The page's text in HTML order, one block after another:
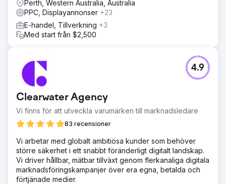
Perth, Western Australia, Australia
PPC, Displayannonser +23
E-handel, Tillverkning +3
Med start från $2,500
Clearwater Agency
Vi finns för att utveckla varumärken till marknadsledare
83 recensioner
4.9
Vi arbetar med globalt ambitiösa kunder som behöver
större säkerhet i ett snabbt föränderligt digitalt landskap.
Vi driver hållbar, mätbar tillväxt genom flerkanaliga digitala
marknadsföringskampanjer över era egna, betalda och
förtjänade medier.